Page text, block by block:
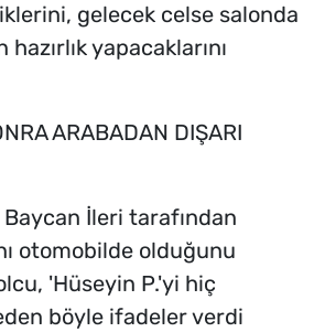
gelecek celse salonda
yapacaklarını
ARABADAN DIŞARI
Baycan İleri tarafından
otomobilde olduğunu
'Hüseyin P.'yi hiç
böyle ifadeler verdi